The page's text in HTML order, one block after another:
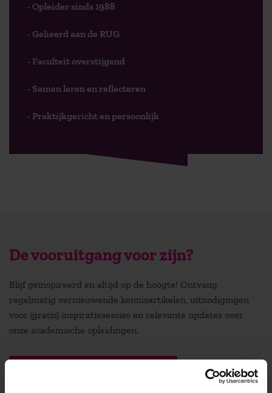
- Opleider sinds 1988
- Gelieerd aan de RUG
- Faculteit overstijgend
- Samen leren en reflecteren
- Praktijkgericht en persoonlijk
De vooruitgang voor zijn?
Blijf geïnspireerd en altijd op de hoogte! Ontvang
regelmatig vernieuwende kennisartikelen, uitnodigingen
voor (gratis) inspiratiesessies en relevante updates over
onze academische opleidingen.